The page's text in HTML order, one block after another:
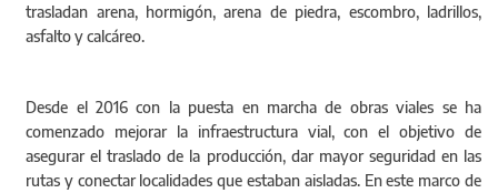
trasladan arena, hormigón, arena de piedra, escombro, ladrillos,
asfalto y calcáreo.
Desde el 2016 con la puesta en marcha de obras viales se ha
comenzado mejorar la infraestructura vial, con el objetivo de
asegurar el traslado de la producción, dar mayor seguridad en las
rutas y conectar localidades que estaban aisladas. En este marco de